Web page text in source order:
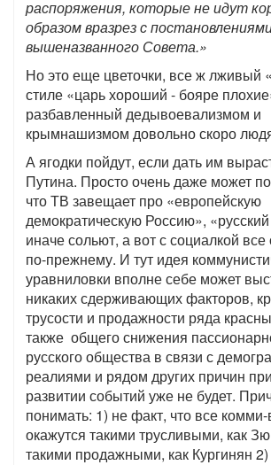
распоряжения, которые не идут
образом вразрез с
вышеназванного Совета.»
Но это еще цветочки, все ж лживый
стиле «царь хороший - бояре
разбавленный дедывоевализмом и
крымнашизмом довольно скоро
А ягодки пойдут, если дать им
Путина. Просто очень даже может
что ТВ завещает про «европейскую
демократическую Россию»,
иначе сольют, а вот с социалкой все
по-прежнему. И тут идея
уравниловки вполне себе может
никаких сдерживающих факторов,
трусости и продажности ряда
также общего снижения
русского общества в связи с
реалиями и рядом других причин
развитии событий уже не будет.
понимать: 1) не факт, что все
окажутся такими трусливыми, как
такими продажными, как Кургинян